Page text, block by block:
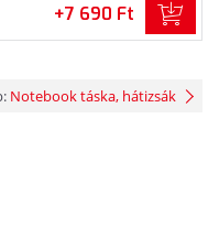
+7 690 Ft
Notebook táska, hátizsák